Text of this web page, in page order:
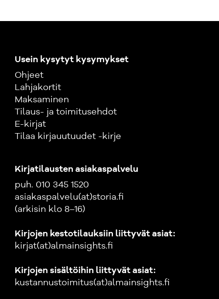
Usein kysytyt kysymykset
Ohjeet
Lahjakortit
Maksaminen
Tilaus- ja toimitusehdot
E-kirjat
Tilaa kirjauutuudet -kirje
Kirjatilausten asiakaspalvelu
puh. 010 345 1520
asiakaspalvelu(at)storia.fi
(arkisin klo 8–16)
Kirjojen kestotilauksiin liittyvät asiat:
kirjat(at)almainsights.fi
Kirjojen sisältöihin liittyvät asiat:
kustannustoimitus(at)almainsights.fi